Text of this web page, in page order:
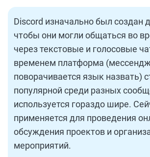
Discord изначально был создан
чтобы они могли общаться во
через текстовые и голосовые
временем платформа
поворачивается язык назвать)
популярной среди разных
используется гораздо шире.
применяется для проведения
обсуждения проектов и
мероприятий.